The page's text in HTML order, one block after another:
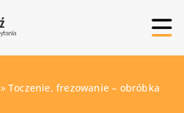
»Toczenie, frezowanie – obróbka